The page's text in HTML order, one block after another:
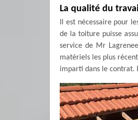
La qualité du
Il est nécessaire pour
de la toiture puisse
service de Mr
matériels les plus
imparti dans le contrat.